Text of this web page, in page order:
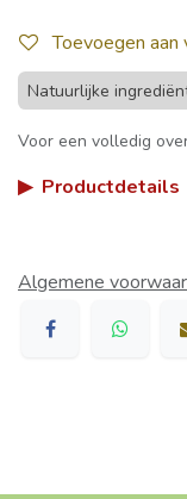
Toevoegen
Natuurlijke
Voor een volledig
▶ Productdetails
Algemene